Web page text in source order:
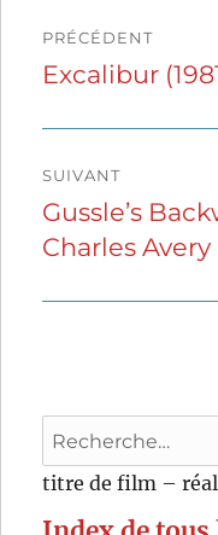
de
PRÉCÉDENT
Publication
Excalibur
SUIVANT
Publication
suivante :
Gussle’s
Charles
Recherche
pour
titre de film –